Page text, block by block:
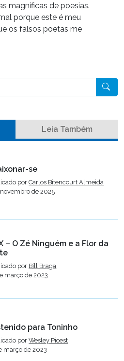
magnificas de poesias.
porque este é meu
os falsos poetas me
Leia Também
se
porCarlos Bitencourt Almeida
novembro de 2025
– O Zé Ninguém e a Flor da
por Bill Braga
março de 2023
para Toninho
porWesley Pioest
março de 2023